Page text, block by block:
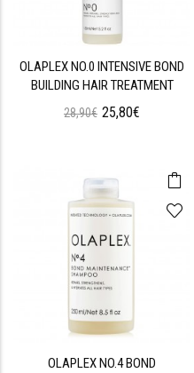
OLAPLEX NO.0 INTENSIVE BOND
BUILDING HAIR TREATMENT
28,90€ 25,80€
OLAPLEX NO.4 BOND